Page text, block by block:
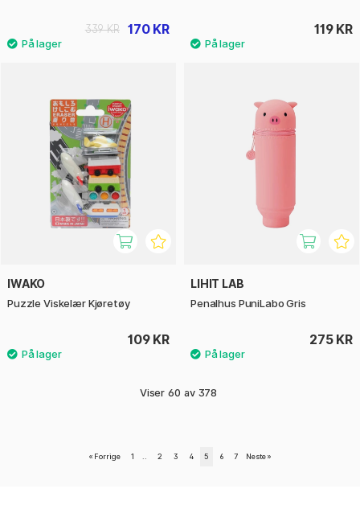
170 KR
339 KR 119 KR
IWAKO
Puzzle Viskelær Kjøretøy
109 KR
LIHIT LAB
Penalhus PuniLabo Gris
275 KR
Viser 60 av 378
« Forrige 1 2 3 4 5 6 7 Neste»